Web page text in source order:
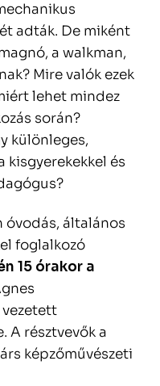
adták. De miként
a walkman,
Mire valók ezek
lehet mindez
során?
különleges,
és
óvodás, általános
foglalkozó
15 órakor a
A résztvevők a
képzőművészeti